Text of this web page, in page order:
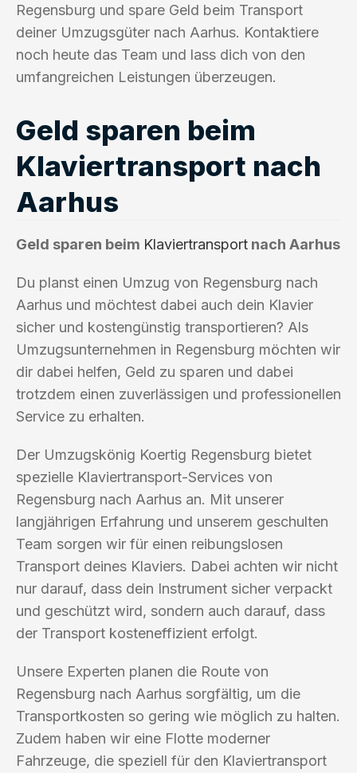
Regensburg und spare Geld beim Transport
deiner Umzugsgüter nach Aarhus. Kontaktiere
noch heute das Team und lass dich von den
umfangreichen Leistungen überzeugen.
Geld sparen beim
Klaviertransport nach
Aarhus
Geld sparen beim Klaviertransport nach Aarhus
Du planst einen Umzug von Regensburg nach
Aarhus und möchtest dabei auch dein Klavier
sicher und kostengünstig transportieren? Als
Umzugsunternehmen in Regensburg möchten wir
dir dabei helfen, Geld zu sparen und dabei
trotzdem einen zuverlässigen und professionellen
Service zu erhalten.
Der Umzugskönig Koertig Regensburg bietet
spezielle Klaviertransport-Services von
Regensburg nach Aarhus an. Mit unserer
langjährigen Erfahrung und unserem geschulten
Team sorgen wir für einen reibungslosen
Transport deines Klaviers. Dabei achten wir nicht
nur darauf, dass dein Instrument sicher verpackt
und geschützt wird, sondern auch darauf, dass
der Transport kosteneffizient erfolgt.
Unsere Experten planen die Route von
Regensburg nach Aarhus sorgfältig, um die
Transportkosten so gering wie möglich zu halten.
Zudem haben wir eine Flotte moderner
Fahrzeuge, die speziell für den Klaviertransport